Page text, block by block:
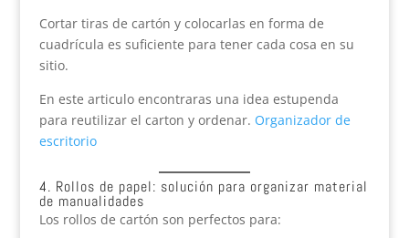
Cortar tiras de cartón y colocarlas en forma de
cuadrícula es suficiente para tener cada cosa en su
sitio.
En este articulo encontraras una idea estupenda
para reutilizar el carton y ordenar. Organizador de
escritorio
4. Rollos de papel: solución para organizar material
de manualidades
Los rollos de cartón son perfectos para: